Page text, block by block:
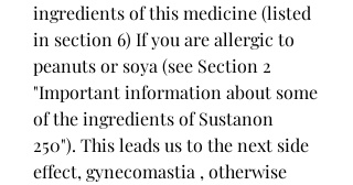
ingredients of this medicine (listed
in section 6) If you are allergic to
peanuts or soya (see Section 2
"Important information about some
of the ingredients of Sustanon
250"). This leads us to the next side
effect, gynecomastia , otherwise